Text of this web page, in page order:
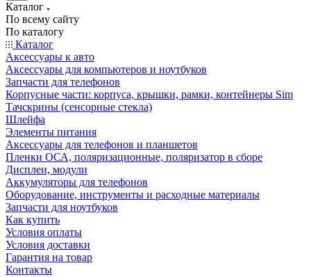
Каталог
По всему сайту
По каталогу
Каталог
Аксессуары к авто
Аксессуары для компьютеров и ноутбуков
Запчасти для телефонов
Корпусные части: корпуса, крышки, рамки, контейнеры Sim
Тачскрины (сенсорные стекла)
Шлейфа
Элементы питания
Аксессуары для телефонов и планшетов
Пленки ОСА, поляризационные, поляризатор в сборе
Дисплеи, модули
Аккумуляторы для телефонов
Оборудование, инструменты и расходные материалы
Запчасти для ноутбуков
Как купить
Условия оплаты
Условия доставки
Гарантия на товар
Контакты